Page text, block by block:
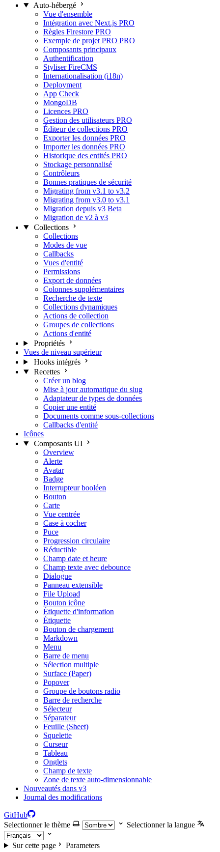
Auto-hébergé
Vue d'ensemble
Intégration avec Next.js PRO
Règles Firestore PRO
Exemple de projet PRO PRO
Composants principaux
Authentification
Styliser FireCMS
Internationalisation (i18n)
Deployment
App Check
MongoDB
Licences PRO
Gestion des utilisateurs PRO
Éditeur de collections PRO
Exporter les données PRO
Importer les données PRO
Historique des entités PRO
Stockage personnalisé
Contrôleurs
Bonnes pratiques de sécurité
Migrating from v3.1 to v3.2
Migrating from v3.0 to v3.1
Migration depuis v3 Beta
Migration de v2 à v3
Collections
Collections
Modes de vue
Callbacks
Vues d'entité
Permissions
Export de données
Colonnes supplémentaires
Recherche de texte
Collections dynamiques
Actions de collection
Groupes de collections
Actions d'entité
Propriétés
Vues de niveau supérieur
Hooks intégrés
Recettes
Créer un blog
Mise à jour automatique du slug
Adaptateur de types de données
Copier une entité
Documents comme sous-collections
Callbacks d'entité
Icônes
Composants UI
Overview
Alerte
Avatar
Badge
Interrupteur booléen
Bouton
Carte
Vue centrée
Case à cocher
Puce
Progression circulaire
Réductible
Champ date et heure
Champ texte avec debounce
Dialogue
Panneau extensible
File Upload
Bouton icône
Étiquette d'information
Étiquette
Bouton de chargement
Markdown
Menu
Barre de menu
Sélection multiple
Surface (Paper)
Popover
Groupe de boutons radio
Barre de recherche
Sélecteur
Séparateur
Feuille (Sheet)
Squelette
Curseur
Tableau
Onglets
Champ de texte
Zone de texte auto-dimensionnable
Nouveautés dans v3
Journal des modifications
GitHub
Selectionner le thème
Selectionner la langue
Sur cette page Parameters